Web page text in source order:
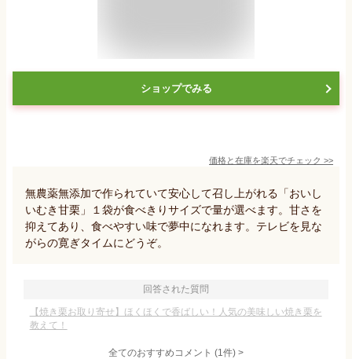
ショップでみる
価格と在庫を楽天でチェック >>
無農薬無添加で作られていて安心して召し上がれる「おいし
いむき甘栗」１袋が食べきりサイズで量が選べます。甘さを
抑えてあり、食べやすい味で夢中になれます。テレビを見な
がらの寛ぎタイムにどうぞ。
回答された質問
【焼き栗お取り寄せ】ほくほくで香ばしい！人気の美味しい焼き栗を
教えて！
全てのおすすめコメント (1件) >